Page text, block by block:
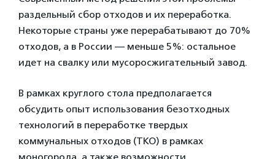
раздельный сбор отходов и их переработка.
Некоторые страны уже перерабатывают до 70%
отходов, а в России — меньше 5%: остальное
идет на свалку или мусоросжигательный завод.
В рамках круглого стола предполагается
обсудить опыт использования безотходных
технологий в переработке твердых
коммунальных отходов (ТКО) в рамках